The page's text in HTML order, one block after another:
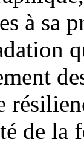
à sa
de la